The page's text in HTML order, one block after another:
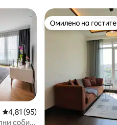
Просечна оцена: 4,81 од 5, 95
4,81 (95)
соби
Омилено на гостите
Омилено на гостите